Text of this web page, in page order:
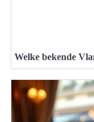
Welke bekende